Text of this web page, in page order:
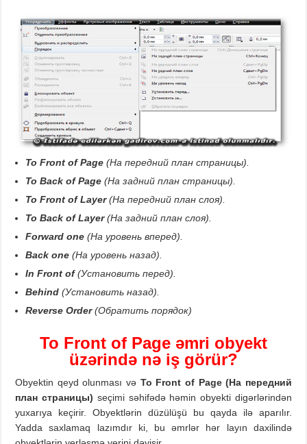
ТоFront of Page(На передний план страницы).
То Back of Page(На задний план страницы).
То Front of Layer(На передний план слоя).
ТоBackof Layer(На задний план слоя).
Forwardonе(На уровень вперед).
Backonе(На уровень назад).
In Front of(Установить перед).
Behind (Установить назад).
Reverse Order(Обратить порядок)
То Front of Pageəmri obyekt
üzərində nə iş görür?
Obyektin qeyd olunması və То Front of Page (На передний
план страницы) seçimi səhifədə həmin obyekti digərlərindən
yuxarıya keçirir. Obyektlərin düzülüşü bu qayda ilə aparılır.
Yadda saxlamaq lazımdır ki, bu əmrlər hər layın daxilində